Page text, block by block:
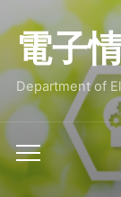
電子
Department of
Toggle
mobile